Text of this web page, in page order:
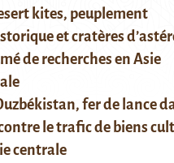
kites, peuplement
et cratères
de recherches en Asie
fer de lance
le trafic de biens
centrale